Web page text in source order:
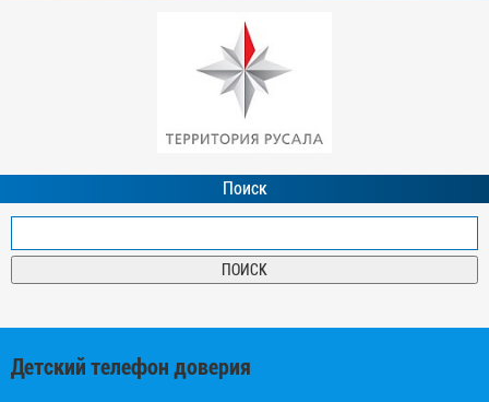
Поиск
Детский телефон доверия